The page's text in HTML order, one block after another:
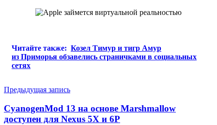
Читайте также: Козел Тимур и тигр Амур
из Приморья обзавелись страничками в социальных
сетях
Навигация
по
записям
Предыдущая запись
CyanogenMod 13 на основе Marshmallow
доступен для Nexus 5X и 6P